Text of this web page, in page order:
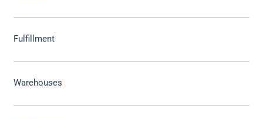
Fulfillment
Warehouses